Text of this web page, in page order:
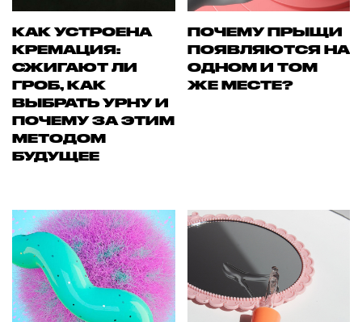
КАК УСТРОЕНА
КРЕМАЦИЯ:
СЖИГАЮТ ЛИ
ГРОБ, КАК
ВЫБРАТЬ УРНУ И
ПОЧЕМУ ЗА ЭТИМ
МЕТОДОМ
БУДУЩЕЕ
ПОЧЕМУ ПРЫЩИ
ПОЯВЛЯЮТСЯ НА
ОДНОМ И ТОМ
ЖЕ МЕСТЕ?